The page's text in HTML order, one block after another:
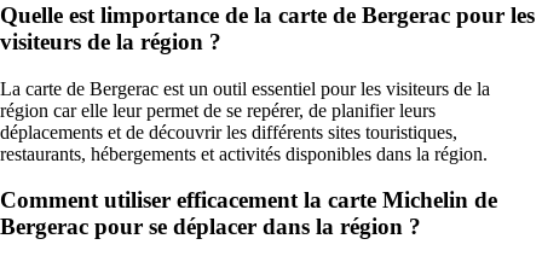
Quelle est limportance de la carte de Bergerac pour les
visiteurs de la région ?
La carte de Bergerac est un outil essentiel pour les visiteurs de la
région car elle leur permet de se repérer, de planifier leurs
déplacements et de découvrir les différents sites touristiques,
restaurants, hébergements et activités disponibles dans la région.
Comment utiliser efficacement la carte Michelin de
Bergerac pour se déplacer dans la région ?